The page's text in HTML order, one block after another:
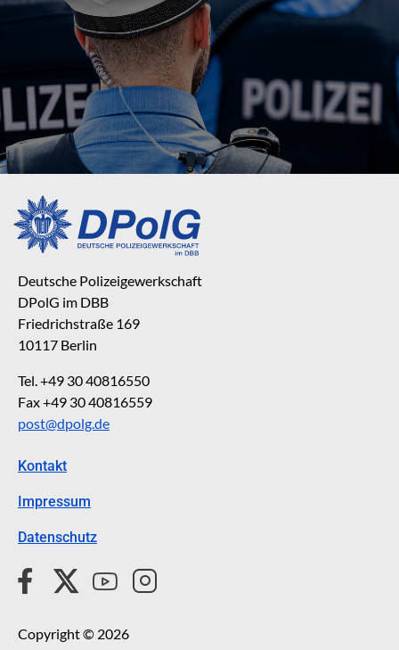
Deutsche Polizeigewerkschaft
DPolG im DBB
Friedrichstraße 169
10117 Berlin
Tel. +49 30 40816550
Fax +49 30 40816559
post@dpolg.de
Kontakt
Impressum
Datenschutz
Copyright © 2026